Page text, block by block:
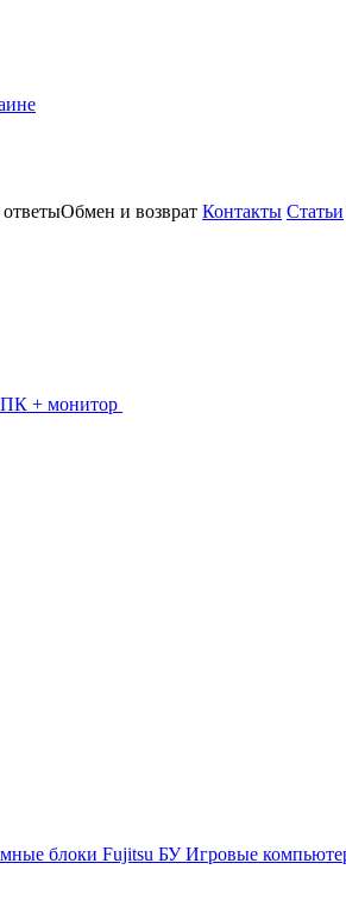
Обмен и возврат Контакты Статьи
+ монитор
блоки Fujitsu БУИгровые